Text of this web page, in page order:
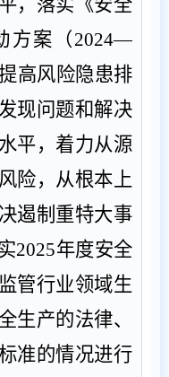
方案（ 2024—
高风险隐患排
现问题和解决
平，着力从源
险，从根本上
遏制重特大事
2025年度安全
管行业领域生
生产的法律、
准的情况进行